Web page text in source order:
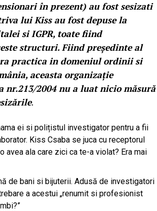
în prezent) au fost sesizati
lui Kiss au fost depuse la
si IGPR, toate fiind
structuri. Fiind președinte al
practica in domeniul ordinii si
aceasta organizație
nr.213/2004 nu a luat nicio măsură
.
ei si polițistul investigator pentru a fii
Kiss Csaba se juca cu receptorul
avea ala care zici ca te-a violat? Era mai
de bani si bijuterii. Adusă de investigatori
a acestui „renumit si profesionist